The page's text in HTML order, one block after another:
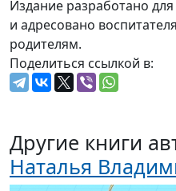
Издание разработано
и адресовано
родителям.
Поделиться ссылкой в:
Другие книги
Наталья